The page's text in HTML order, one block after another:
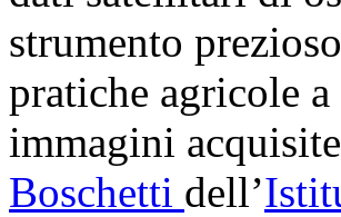
strumento
pratiche agricole
immagini
Boschetti dell’